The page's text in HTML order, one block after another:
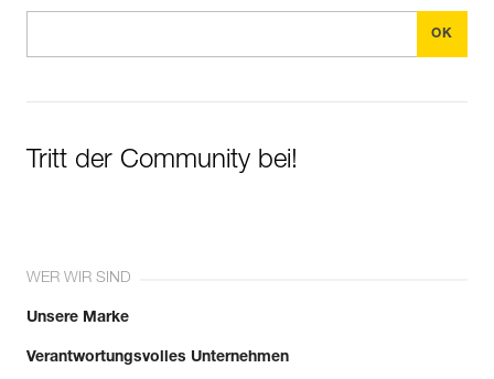
Tritt der Community bei!
WER WIR SIND
Unsere Marke
Verantwortungsvolles Unternehmen